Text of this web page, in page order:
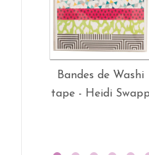
Bandes de Washi
tape - Heidi Swapp